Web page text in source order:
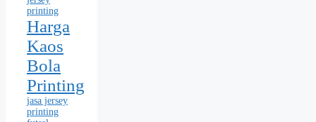
printing
Harga
Kaos
Bola
Printing
jasa jersey
printing